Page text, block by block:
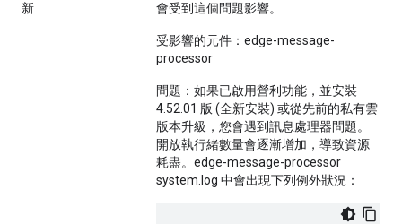
新
會受到這個問題影響。
受影響的元件： edge-message-
processor
問題： 如果已啟用營利功能，並安裝
4.52.01 版 (全新安裝) 或從先前的私有雲
版本升級，您會遇到訊息處理器問題。
開放執行緒數量會逐漸增加，導致資源
耗盡。edge-message-processor
system.log 中會出現下列例外狀況：